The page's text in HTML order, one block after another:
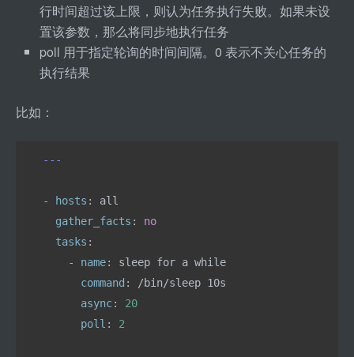
行时间超过该上限，则认为任务执行失败。如果未设
置该参数，那么将同步地执行任务
poll 用于指定轮询的时间间隔。0 表示不关心任务的
执行结果
比如：
---
- hosts : all
  gather_facts
: no
  tasks
:
- name: sleep for a while
command :
/bin/sleep 10s
async: 20
poll : 2